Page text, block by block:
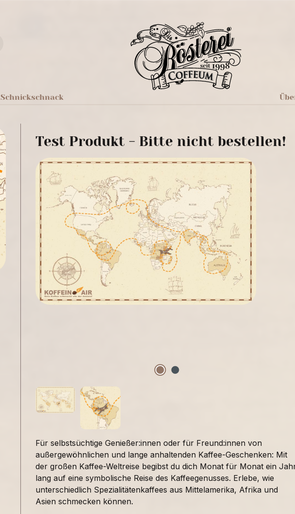
Schnickschnack
Test Produkt - Bitte nicht bestellen!
Für selbstsüchtige Genießer:innen oder für Freund:innen von
außergewöhnlichen und lange anhaltenden Kaffee-Geschenken: Mit
der großen Kaffee-Weltreise begibst du dich Monat für Monat ein
lang auf eine symbolische Reise des Kaffeegenusses. Erlebe, wie
unterschiedlich Spezialitätenkaffees aus Mittelamerika, Afrika und
Asien schmecken können.